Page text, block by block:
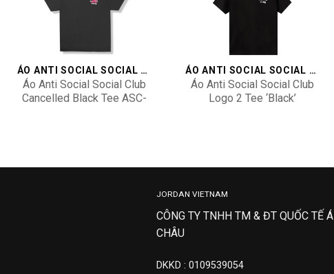
ÁO ANTI SOCIAL SOCIAL CLUB
Áo Anti Social Social Club
Cancelled Black Tee ASC-
ÁO ANTI SOCIAL SOCIAL CLUB
Áo Anti Social Social Club
Logo 2 Tee ‘Black’
JORDAN VIETNAM
CÔNG TY TNHH TM & ĐT QUỐC TẾ Á
CHÂU
DKKD : 0109539054